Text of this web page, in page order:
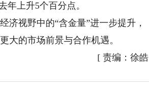
年上升5个百分点。
视野中的“含金量”进一步提升，
大的市场前景与合作机遇。
[ 责编：徐皓